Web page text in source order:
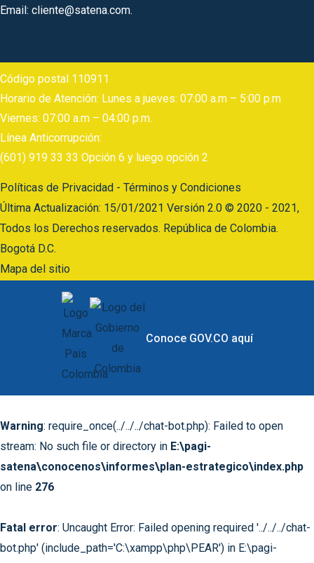
Email: cliente@satena.com.
Código postal 110911
Horario de Atención: Lunes a jueves: 07:00 a.m – 5:00 p.m
Viernes: 07:00 a.m – 04:00 p.m.
Línea Anticorrupción:
(601) 919 33 33 Opción 6 y luego opción 2
Políticas de Privacidad - Términos y Condiciones
Última Actualización: 15/01/2021 Versión 2.0 © 2020 - 2021,
Todos los Derechos reservados. República de Colombia.
Bogotá D.C.
Mapa del sitio
Conoce GOV.CO aquí
Warning: require_once(../../../chat-bot.php): Failed to open
stream: No such file or directory in E:\pagi-
satena\conocenos\informes\plan-estrategico\index.php
on line 276
Fatal error: Uncaught Error: Failed opening required '../../../chat-
bot.php' (include_path='C:\xampp\php\PEAR') in E:\pagi-